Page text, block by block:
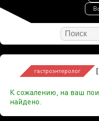
гастроэнтеролог [
К сожалению, на ваш
найдено.